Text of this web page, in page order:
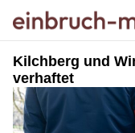
Kilchberg und
verhaftet